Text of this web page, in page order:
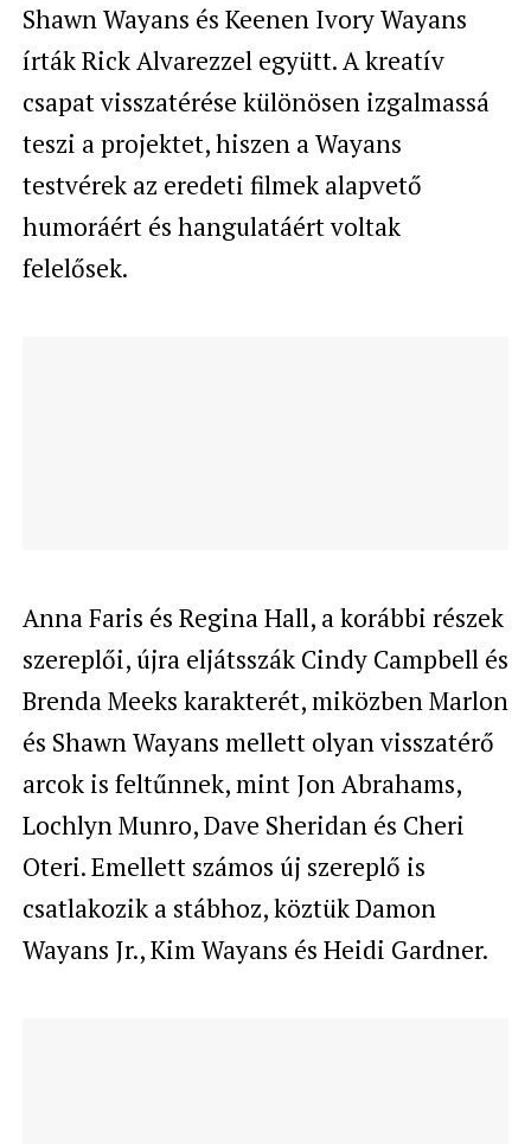
Shawn Wayans és Keenen Ivory Wayans
írták Rick Alvarezzel együtt. A kreatív
csapat visszatérése különösen izgalmassá
teszi a projektet, hiszen a Wayans
testvérek az eredeti filmek alapvető
humoráért és hangulatáért voltak
felelősek.
Anna Faris és Regina Hall, a korábbi részek
szereplői, újra eljátsszák Cindy Campbell és
Brenda Meeks karakterét, miközben Marlon
és Shawn Wayans mellett olyan visszatérő
arcok is feltűnnek, mint Jon Abrahams,
Lochlyn Munro, Dave Sheridan és Cheri
Oteri. Emellett számos új szereplő is
csatlakozik a stábhoz, köztük Damon
Wayans Jr., Kim Wayans és Heidi Gardner.